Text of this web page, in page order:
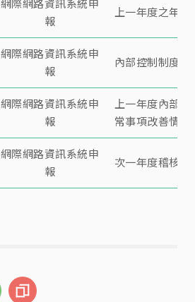
網際網路資訊系統申
報
上一年度之年度
網際網路資訊系統申
報
內部控制制度聲
網際網路資訊系統申
報
上一年度內部稽
常事項改善情形
網際網路資訊系統申
報
次一年度稽核計